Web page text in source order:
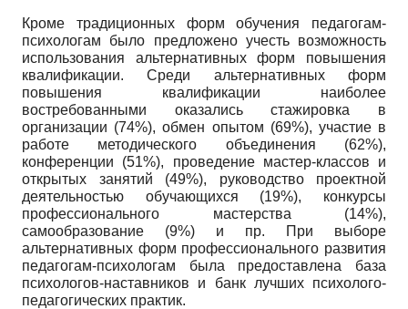
Кроме традиционных форм обучения педагогам-
психологам было предложено учесть возможность
использования альтернативных форм повышения
квалификации. Среди альтернативных форм
повышения квалификации наиболее
востребованными оказались стажировка в
организации (74%), обмен опытом (69%), участие в
работе методического объединения (62%),
конференции (51%), проведение мастер-классов и
открытых занятий (49%), руководство проектной
деятельностью обучающихся (19%), конкурсы
профессионального мастерства (14%),
самообразование (9%) и пр. При выборе
альтернативных форм профессионального развития
педагогам-психологам была предоставлена база
психологов-наставников и банк лучших психолого-
педагогических практик.